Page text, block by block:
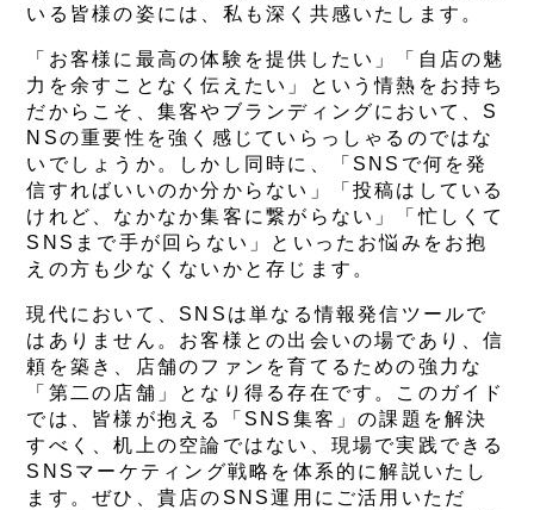
いる皆様の姿には、私も深く共感いたします。
「お客様に最高の体験を提供したい」「自店の魅
力を余すことなく伝えたい」という情熱をお持ち
だからこそ、集客やブランディングにおいて、S
NSの重要性を強く感じていらっしゃるのではな
いでしょうか。しかし同時に、「SNSで何を発
信すればいいのか分からない」「投稿はしている
けれど、なかなか集客に繋がらない」「忙しくて
SNSまで手が回らない」といったお悩みをお抱
えの方も少なくないかと存じます。
現代において、SNSは単なる情報発信ツールで
はありません。お客様との出会いの場であり、信
頼を築き、店舗のファンを育てるための強力な
「第二の店舗」となり得る存在です。このガイド
では、皆様が抱える「SNS集客」の課題を解決
すべく、机上の空論ではない、現場で実践できる
SNSマーケティング戦略を体系的に解説いたし
ます。ぜひ、貴店のSNS運用にご活用いただ